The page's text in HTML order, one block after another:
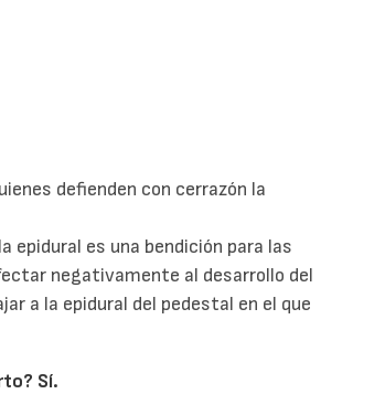
defienden con cerrazón la
epidural es una bendición para las
negativamente al desarrollo del
a la epidural del pedestal en el que
Sí.